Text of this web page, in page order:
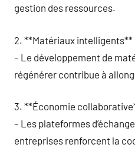
gestion des ressources.
2. **Matériaux intelligents**
– Le développement de
régénérer contribue à
3. **Économie
– Les plateformes
entreprises renforcent la